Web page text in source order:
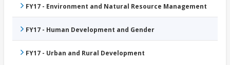
FY17 - Environment and Natural Resource Management
FY17 - Human Development and Gender
FY17 - Urban and Rural Development